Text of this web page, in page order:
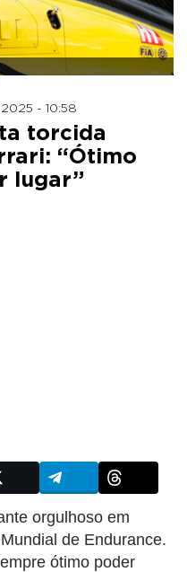
- 10:58
torcida
“Ótimo
lugar”
orgulhoso em
de Endurance.
ótimo poder